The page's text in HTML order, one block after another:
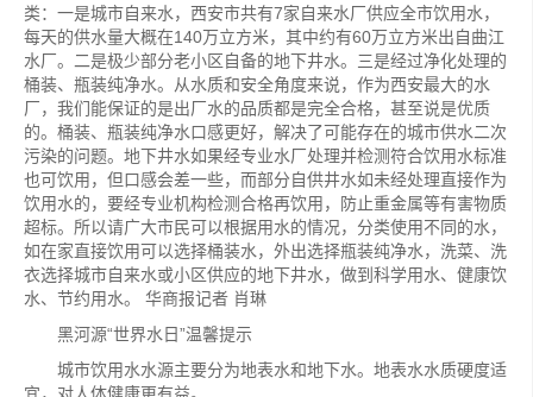
类：一是城市自来水，西安市共有7家自来水厂供应全市饮用水，
每天的供水量大概在140万立方米，其中约有60万立方米出自曲江
水厂。二是极少部分老小区自备的地下井水。三是经过净化处理的
桶装、瓶装纯净水。从水质和安全角度来说，作为西安最大的水
厂，我们能保证的是出厂水的品质都是完全合格，甚至说是优质
的。桶装、瓶装纯净水口感更好，解决了可能存在的城市供水二次
污染的问题。地下井水如果经专业水厂处理并检测符合饮用水标准
也可饮用，但口感会差一些，而部分自供井水如未经处理直接作为
饮用水的，要经专业机构检测合格再饮用，防止重金属等有害物质
超标。所以请广大市民可以根据用水的情况，分类使用不同的水，
如在家直接饮用可以选择桶装水，外出选择瓶装纯净水，洗菜、洗
衣选择城市自来水或小区供应的地下井水，做到科学用水、健康饮
水、节约用水。 华商报记者 肖琳
黑河源“世界水日”温馨提示
城市饮用水水源主要分为地表水和地下水。地表水水质硬度适